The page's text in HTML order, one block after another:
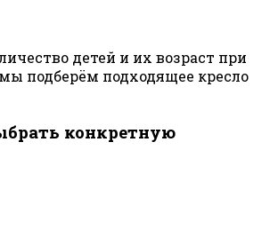
детей и их возраст при
подберём подходящее кресло
конкретную